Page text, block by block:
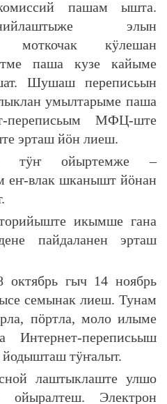
пашам ышта.
элын
кӱлешан
паша кузе кайыме
Шушаш переписьын
умылтарыме паша
переписьым МФЦ-ште
эрташ йӧн лиеш.
тӱҥ ойыртемже –
еҥ-влак шканышт йӧнан
икымше гана
пайдаланен эрташ
гыч 14 ноябрь
семынак лиеш. Тунам
пӧртла, моло илыме
переписьыш
тӱҥалыт.
лаштыклаште улшо
ойыралтеш. Электрон